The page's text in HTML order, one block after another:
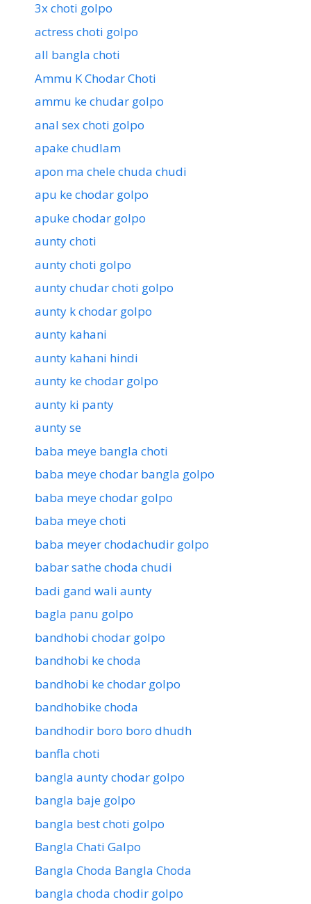
3x choti golpo
actress choti golpo
all bangla choti
Ammu K Chodar Choti
ammu ke chudar golpo
anal sex choti golpo
apake chudlam
apon ma chele chuda chudi
apu ke chodar golpo
apuke chodar golpo
aunty choti
aunty choti golpo
aunty chudar choti golpo
aunty k chodar golpo
aunty kahani
aunty kahani hindi
aunty ke chodar golpo
aunty ki panty
aunty se
baba meye bangla choti
baba meye chodar bangla golpo
baba meye chodar golpo
baba meye choti
baba meyer chodachudir golpo
babar sathe choda chudi
badi gand wali aunty
bagla panu golpo
bandhobi chodar golpo
bandhobi ke choda
bandhobi ke chodar golpo
bandhobike choda
bandhodir boro boro dhudh
banfla choti
bangla aunty chodar golpo
bangla baje golpo
bangla best choti golpo
Bangla Chati Galpo
Bangla Choda Bangla Choda
bangla choda chodir golpo